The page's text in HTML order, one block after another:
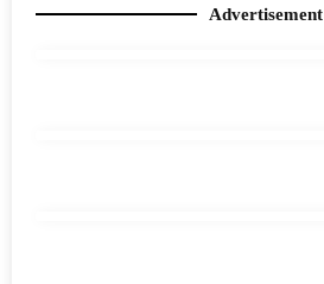
Advertisement